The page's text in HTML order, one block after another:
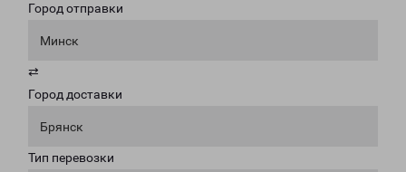
Город отправки
Минск
⇄
Город доставки
Брянск
Тип перевозки